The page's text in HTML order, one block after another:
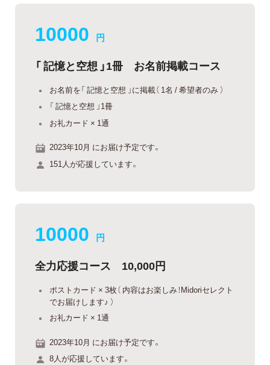
10000 円
「 記憶と空想 」1冊 お名前掲載コース
お名前を「 記憶と空想 」に掲載（ 1名 / 希望者のみ ）
「 記憶と空想 」1冊
お礼カード × 1通
2023年10月 にお届け予定です。
151人が応援しています。
10000 円
全力応援コース 10,000円
ポストカード × 3枚（ 内容はお楽しみ！Midoriセレクト
でお届けします♪ ）
お礼カード × 1通
2023年10月 にお届け予定です。
8人が応援しています。